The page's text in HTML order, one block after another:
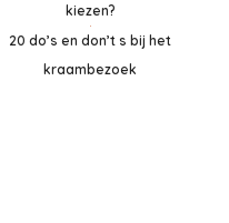
kiezen?
20 do’s en don’t s bij het
kraambezoek